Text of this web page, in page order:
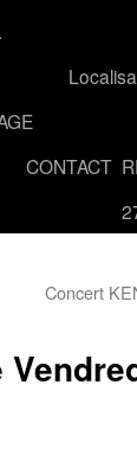
CONTACT
Concert